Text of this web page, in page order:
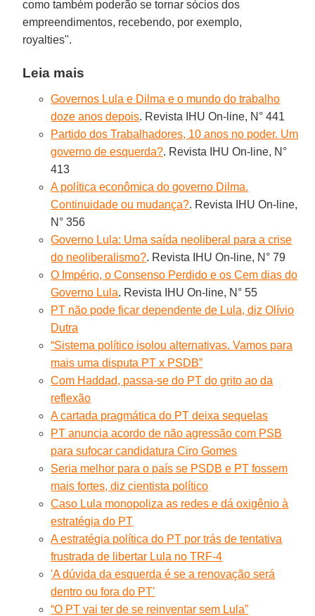
como também poderão se tornar sócios dos
empreendimentos, recebendo, por exemplo,
royalties".
Leia mais
Governos Lula e Dilma e o mundo do trabalho
doze anos depois. Revista IHU On-line, N° 441
Partido dos Trabalhadores, 10 anos no poder. Um
governo de esquerda?. Revista IHU On-line, N°
413
A política econômica do governo Dilma.
Continuidade ou mudança?. Revista IHU On-line,
N° 356
Governo Lula: Uma saída neoliberal para a crise
do neoliberalismo?. Revista IHU On-line, N° 79
O Império, o Consenso Perdido e os Cem dias do
Governo Lula. Revista IHU On-line, N° 55
PT não pode ficar dependente de Lula, diz Olívio
Dutra
“Sistema político isolou alternativas. Vamos para
mais uma disputa PT x PSDB”
Com Haddad, passa-se do PT do grito ao da
reflexão
A cartada pragmática do PT deixa sequelas
PT anuncia acordo de não agressão com PSB
para sufocar candidatura Ciro Gomes
Seria melhor para o país se PSDB e PT fossem
mais fortes, diz cientista político
Caso Lula monopoliza as redes e dá oxigênio à
estratégia do PT
A estratégia política do PT por trás de tentativa
frustrada de libertar Lula no TRF-4
'A dúvida da esquerda é se a renovação será
dentro ou fora do PT'
“O PT vai ter de se reinventar sem Lula”